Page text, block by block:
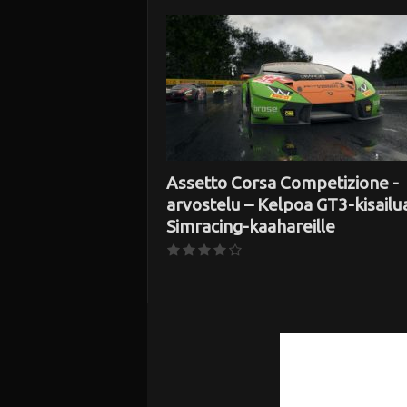
Assetto Corsa Competizione -
arvostelu – Kelpoa GT3-
Simracing-kaahareille